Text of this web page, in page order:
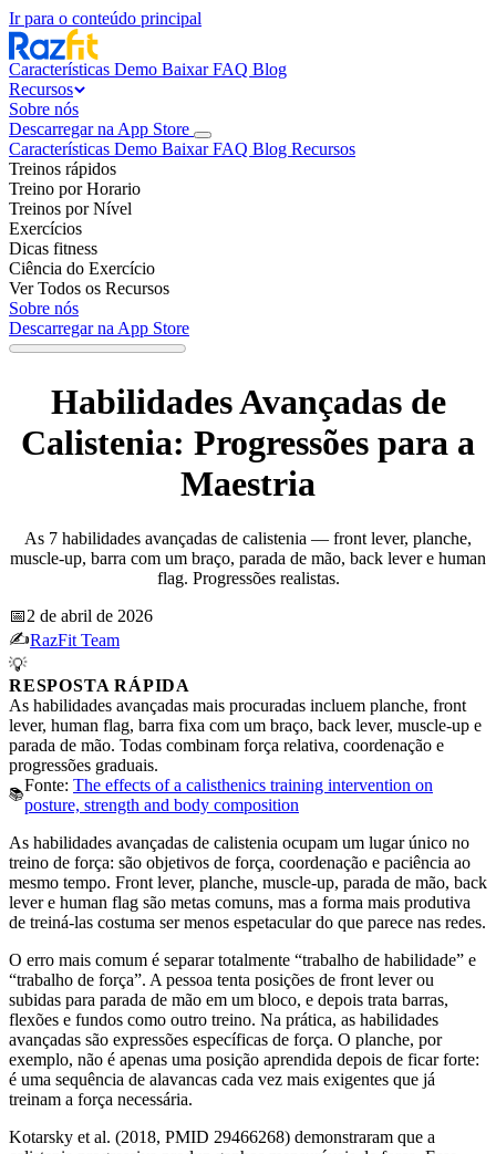
Ir para o conteúdo principal
Características Demo BaixarFAQ Blog
Recursos
Sobre nós
Descarregar na App Store
Características Demo BaixarFAQ Blog Recursos
Treinos rápidos
Treino por Horario
Treinos por Nível
Exercícios
Dicas fitness
Ciência do Exercício
Ver Todos os Recursos
Sobre nós
Descarregar na App Store
Habilidades Avançadas de
Calistenia: Progressões para a
Maestria
As 7 habilidades avançadas de calistenia — front lever, planche,
muscle-up, barra com um braço, parada de mão, back lever e human
flag. Progressões realistas.
📅2 de abril de 2026
✍️RazFit Team
💡
RESPOSTA RÁPIDA
As habilidades avançadas mais procuradas incluem planche, front
lever, human flag, barra fixa com um braço, back lever, muscle-up e
parada de mão. Todas combinam força relativa, coordenação e
progressões graduais.
📚Fonte: The effects of a calisthenics training intervention on
posture, strength and body composition
As habilidades avançadas de calistenia ocupam um lugar único no
treino de força: são objetivos de força, coordenação e paciência ao
mesmo tempo. Front lever, planche, muscle-up, parada de mão, back
lever e human flag são metas comuns, mas a forma mais produtiva
de treiná-las costuma ser menos espetacular do que parece nas redes.
O erro mais comum é separar totalmente “trabalho de habilidade” e
“trabalho de força”. A pessoa tenta posições de front lever ou
subidas para parada de mão em um bloco, e depois trata barras,
flexões e fundos como outro treino. Na prática, as habilidades
avançadas são expressões específicas de força. O planche, por
exemplo, não é apenas uma posição aprendida depois de ficar forte:
é uma sequência de alavancas cada vez mais exigentes que já
treinam a força necessária.
Kotarsky et al. (2018, PMID 29466268) demonstraram que a